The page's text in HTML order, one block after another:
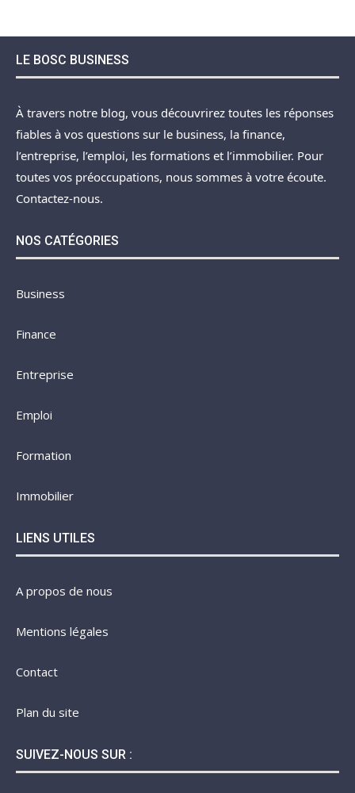
LE BOSC BUSINESS
À travers notre blog, vous découvrirez toutes les réponses
fiables à vos questions sur le business, la finance,
l’entreprise, l’emploi, les formations et l’immobilier. Pour
toutes vos préoccupations, nous sommes à votre écoute.
Contactez-nous.
NOS CATÉGORIES
Business
Finance
Entreprise
Emploi
Formation
Immobilier
LIENS UTILES
A propos de nous
Mentions légales
Contact
Plan du site
SUIVEZ-NOUS SUR :